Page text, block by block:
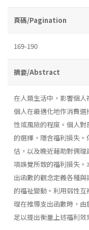
頁碼/Pagination
169-190
摘要/Abstract
在人類生活中，影響個
個人在最適化地作消費
性或風險的程度。個人
的選擇，隱含福利損失
估，以及晚近藉助對偶
項誤覺所致的福利損失
出函數的觀念定義各種
的福祉變動。利用弱性
理在推導支出函數時，
足以提出衡量上述福利效